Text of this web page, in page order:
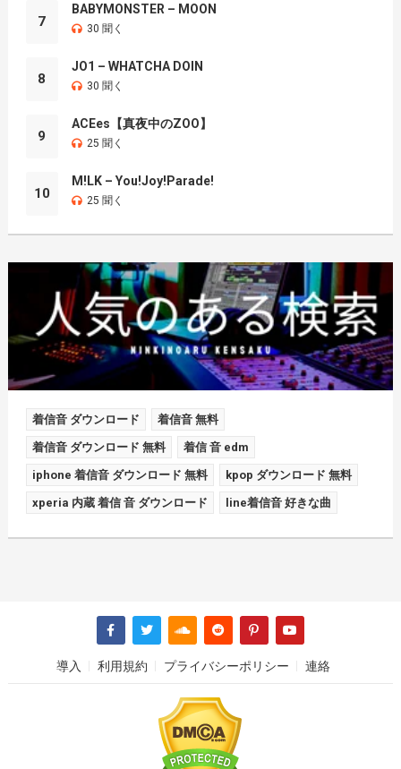
7
BABYMONSTER – MOON
30 聞く
8
JO1 – WHATCHA DOIN
30 聞く
9
ACEes【真夜中のZOO】
25 聞く
10
M!LK – You!Joy!Parade!
25 聞く
着信音 ダウンロード 着信音 無料
着信音 ダウンロード 無料 着信 音 edm
iphone 着信音 ダウンロード 無料 kpop ダウンロード 無料
xperia 内蔵 着信 音 ダウンロード line着信音 好きな曲
導入 利用規約 プライバシーポリシー 連絡